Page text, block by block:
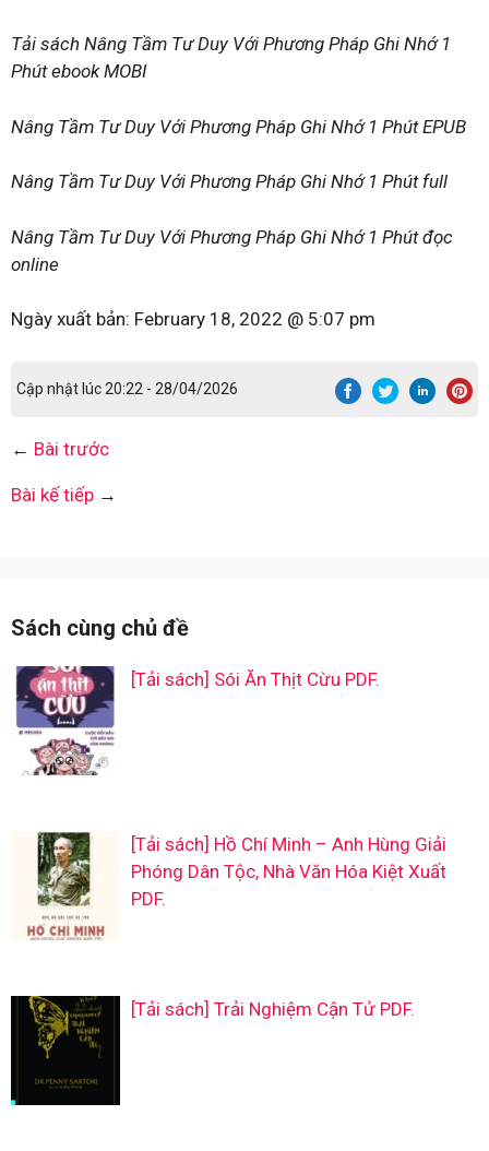
Tải sách Nâng Tầm Tư Duy Với Phương Pháp Ghi Nhớ 1
Phút ebook MOBI
Nâng Tầm Tư Duy Với Phương Pháp Ghi Nhớ 1 Phút EPUB
Nâng Tầm Tư Duy Với Phương Pháp Ghi Nhớ 1 Phút full
Nâng Tầm Tư Duy Với Phương Pháp Ghi Nhớ 1 Phút đọc
online
Ngày xuất bản: February 18, 2022 @ 5:07 pm
Cập nhật lúc 20:22 - 28/04/2026
← Bài trước
Bài kế tiếp →
Sách cùng chủ đề
[Tải sách] Sói Ăn Thịt Cừu PDF.
[Tải sách] Hồ Chí Minh – Anh Hùng Giải
Phóng Dân Tộc, Nhà Văn Hóa Kiệt Xuất
PDF.
[Tải sách] Trải Nghiệm Cận Tử PDF.